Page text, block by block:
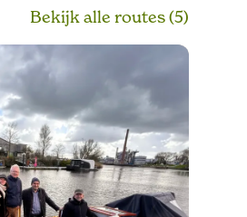
Bekijk alle routes (5)